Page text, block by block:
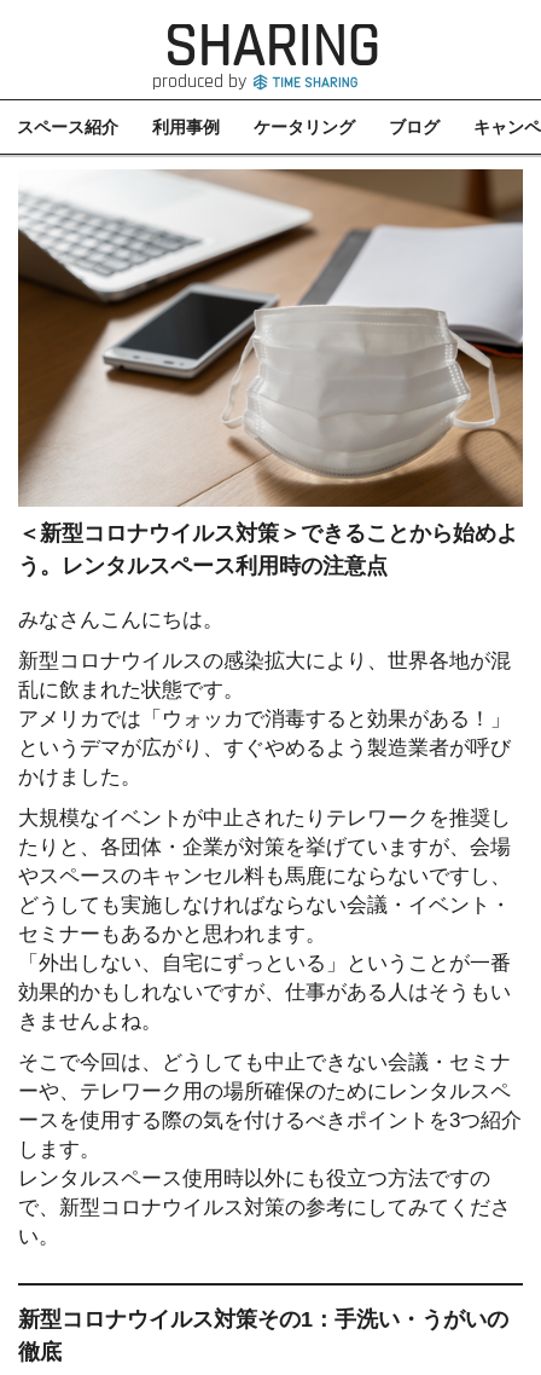
SHARING
produced by
スペース紹介 利用事例 ケータリング ブログ キャン
＜新型コロナウイルス対策＞できることから始めよ
う。レンタルスペース利用時の注意点
みなさんこんにちは。
新型コロナウイルスの感染拡大により、世界各地が混
乱に飲まれた状態です。
アメリカでは「ウォッカで消毒すると効果がある！」
というデマが広がり、すぐやめるよう製造業者が呼び
かけました。
大規模なイベントが中止されたりテレワークを推奨し
たりと、各団体・企業が対策を挙げていますが、会場
やスペースのキャンセル料も馬鹿にならないですし、
どうしても実施しなければならない会議・イベント・
セミナーもあるかと思われます。
「外出しない、自宅にずっといる」ということが一番
効果的かもしれないですが、仕事がある人はそうもい
きませんよね。
そこで今回は、どうしても中止できない会議・セミナ
ーや、テレワーク用の場所確保のためにレンタルスペ
ースを使用する際の気を付けるべきポイントを3つ紹介
します。
レンタルスペース使用時以外にも役立つ方法ですの
で、新型コロナウイルス対策の参考にしてみてくださ
い。
新型コロナウイルス対策その1：手洗い・うがいの
徹底